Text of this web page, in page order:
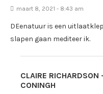
maart 8, 2021 - 8:43 am
DEenatuur is een
slapen gaan mediteer ik.
CLAIRE RICHARDSON
CONINGH